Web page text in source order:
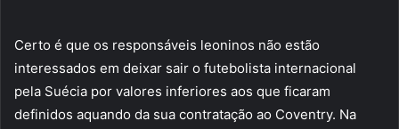
Certo é que os responsáveis leoninos não estão
interessados em deixar sair o futebolista internacional
pela Suécia por valores inferiores aos que ficaram
definidos aquando da sua contratação ao Coventry. Na